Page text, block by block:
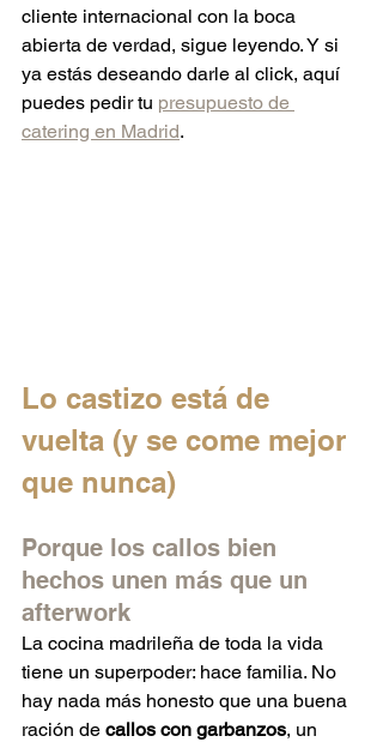
cliente internacional con la boca
abierta de verdad, sigue leyendo. Y si
ya estás deseando darle al click, aquí
puedes pedir tu presupuesto de
catering en Madrid.
Lo castizo está de
vuelta (y se come mejor
que nunca)
Porque los callos bien
hechos unen más que un
afterwork
La cocina madrileña de toda la vida
tiene un superpoder: hace familia. No
hay nada más honesto que una buena
ración de callos con garbanzos, un